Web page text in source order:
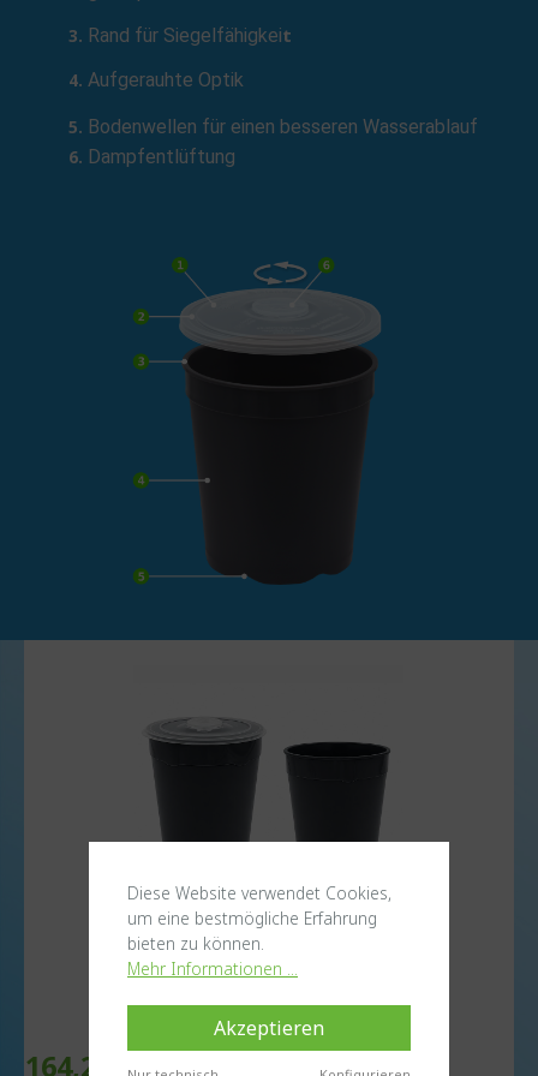
Rand für Siegelfähigkeit
Aufgerauhte Optik
Bodenwellen für einen besseren Wasserablauf
Dampfentlüftung
164,22 €*
Diese Website verwendet Cookies,
um eine bestmögliche Erfahrung
bieten zu können.
Mehr Informationen ...
Akzeptieren